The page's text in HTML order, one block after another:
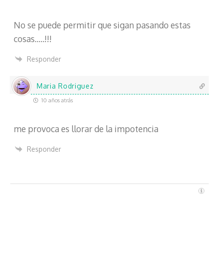
No se puede permitir que sigan pasando estas
cosas…..!!!
Responder
Maria Rodriguez
10 años atrás
me provoca es llorar de la impotencia
Responder